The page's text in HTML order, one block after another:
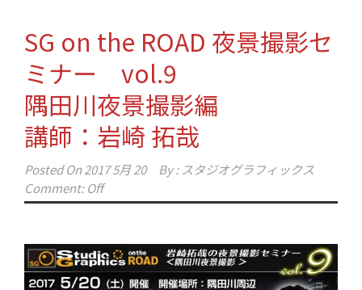
SG on the ROAD 夜景撮影セ
ミナー vol.9
隅田川夜景撮影編
講師：岩崎 拓哉
Posted On2017 5月 20 By : スタジオグラフィックス
Comment: Off